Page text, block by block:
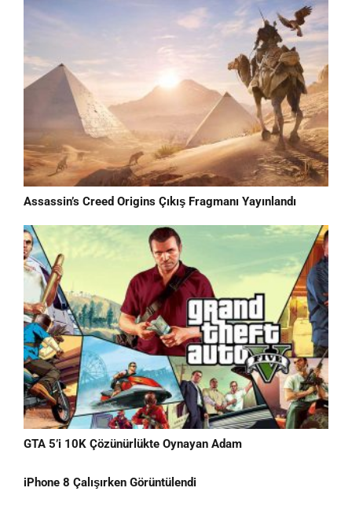
Assassin’s Creed Origins Çıkış Fragmanı Yayınlandı
GTA 5’i 10K Çözünürlükte Oynayan Adam
iPhone 8 Çalışırken Görüntülendi